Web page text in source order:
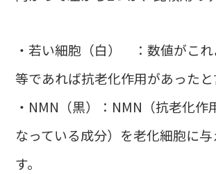
・若い細胞（白） ：数値がこ
等であれば抗老化作用があったと
・NMN（黒）：NMN（抗老化作
なっている成分）を老化細胞に
す。